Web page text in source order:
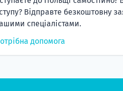
Відправте безкоштовну
спеціалістами.
допомога